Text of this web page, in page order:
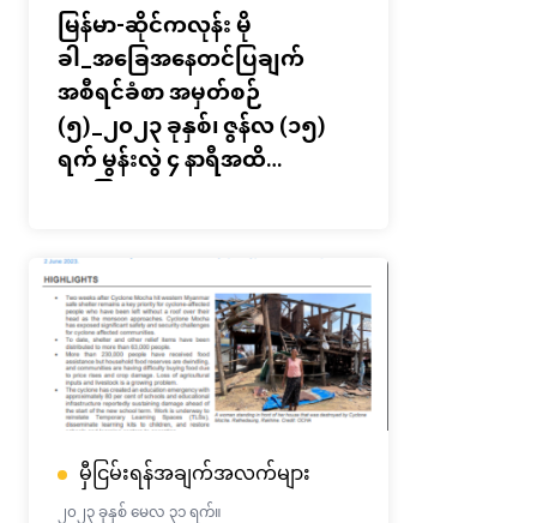
မြန်မာ-ဆိုင်ကလုန်း မို
ခါ_အခြေအနေတင်ပြချက်
အစီရင်ခံစာ အမှတ်စဉ်
(၅)_၂၀၂၃ ခုနှစ်၊ ဇွန်လ (၁၅)
ရက် မွန်းလွဲ ၄ နာရီအထိ
မှီငြမ်းရန်အချက်အလက်များ
၂၀၂၃ ခုနှစ် မေလ ၃၁ ရက်။